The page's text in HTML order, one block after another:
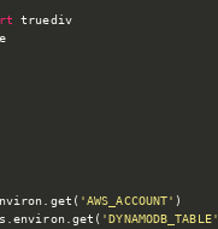
truediv
parse
. get ( 'AWS_ACCOUNT' )
.environ.get ( 'DYNAMODB_TABLE'